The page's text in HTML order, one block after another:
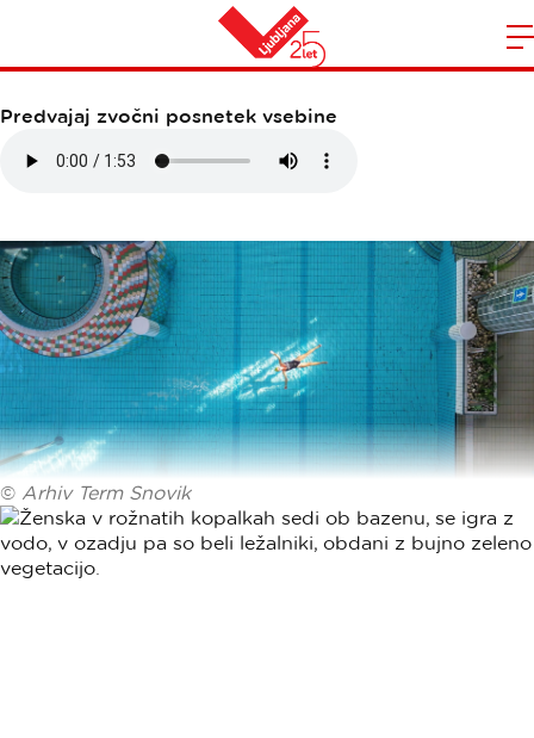
Domov
TERME SNOVIK
Predvajaj zvočni posnetek vsebine
© Arhiv Term Snovik